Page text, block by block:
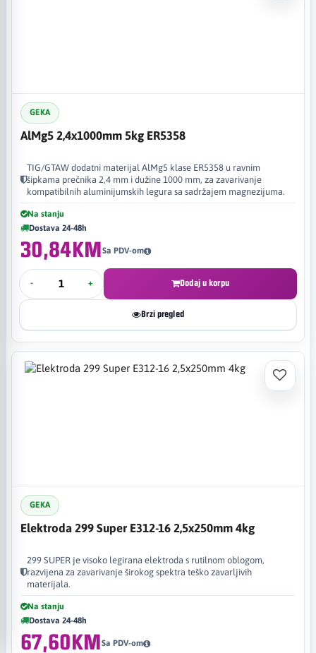
GEKA
AlMg5 2,4x1000mm 5kg ER5358
TIG/GTAW dodatni materijal AlMg5 klase ER5358 u ravnim
šipkama prečnika 2,4 mm i dužine 1000 mm, za zavarivanje
kompatibilnih aluminijumskih legura sa sadržajem magnezijuma.
Na stanju
Dostava 24-48h
30,84KMSa PDV-om
- + Dodaj u korpu
Brzi pregled
GEKA
Elektroda 299 Super E312-16 2,5x250mm 4kg
299 SUPER je visoko legirana elektroda s rutilnom oblogom,
razvijena za zavarivanje širokog spektra teško zavarljivih
materijala.
Na stanju
Dostava 24-48h
67,60KMSa PDV-om